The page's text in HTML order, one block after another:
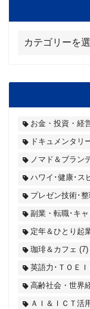
お金・投資・経
ドキュメンタリ
ノマド＆ブラン
ハワイ･健康･ス
プレゼン技術･
副業・転職･キ
定年＆ひとり起
珈琲＆カフェ (7)
英語力･ＴＯＥＩ
高齢社会・世界
ＡＩ＆ＩＣＴ活